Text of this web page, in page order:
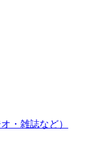
・雑誌など）